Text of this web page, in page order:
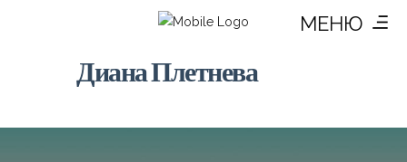
МЕНЮ
Диана Плетнева